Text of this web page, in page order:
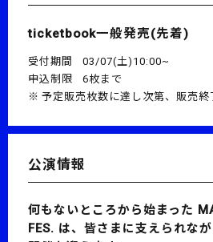
ticketbook一般発売(先着)
受付期間
03/07(土)10:00~
申込制限
6枚まで
予定販売枚数に達し次第、販売終
公演情報
何もないところから始まった
FES. は、皆さまに支えられな